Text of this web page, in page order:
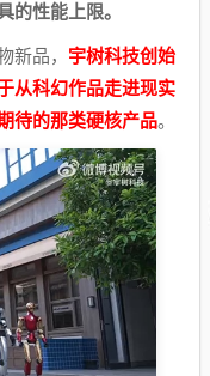
的性能上限。
新品， 宇树科技创始
从科幻作品走进现实
待的那类硬核产品。